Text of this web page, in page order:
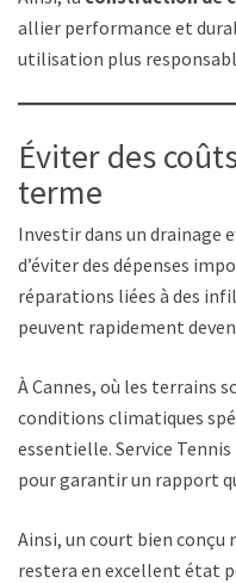
allier performance et
utilisation plus
Éviter des
terme
Investir dans un drainage
d’éviter des dépenses
réparations liées à des
peuvent rapidement
À Cannes, où les terrains
conditions climatiques
essentielle. Service
pour garantir un rapport
Ainsi, un court bien conçu
restera en excellent état